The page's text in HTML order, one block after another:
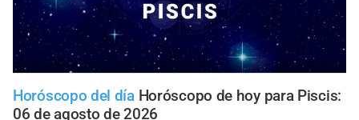
Horóscopo del día Horóscopo de hoy para Piscis:
06 de agosto de 2026